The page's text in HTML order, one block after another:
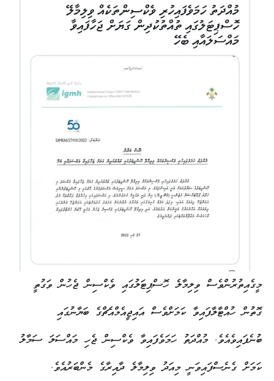
މީގެއިތުރުންވެސް ވިލިމާލެ ހޮސްޕިޓަލުގައި ވެކްސިން ޖެހުން ވަގުތީ
ގޮތުން ހުއްޓާލާފައިވާ ކަމަށްވެސް އައިޖީއެމްއެޗްގެ ބަޔާނުގައި
ބުނެފައިވެއެވެ. މުއްދަތު ހަމަވެފައިވާ ވެކްސިން ޖެހި މައްސަލަ ސަމާލު
ކަމަށް ގެނެސްފައިވަނީ މިއަދު ވިލިމާލެ ދާއިރާގެ މެންބަރުއެވެ.